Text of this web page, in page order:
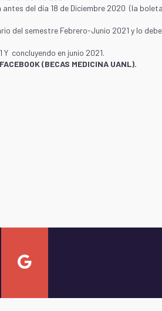
del día 18 de Diciembre 2020 (la
del semestre Febrero-Junio 2021 y lo
concluyendo en junio 2021.
(BECAS MEDICINA UANL).